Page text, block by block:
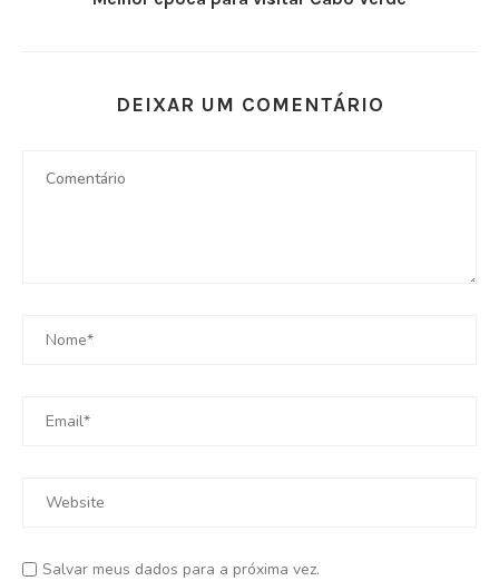
DEIXAR UM COMENTÁRIO
Salvar meus dados para a próxima vez.